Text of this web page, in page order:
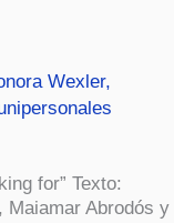
Wexler,
for” Texto:
Maiamar Abrodós y